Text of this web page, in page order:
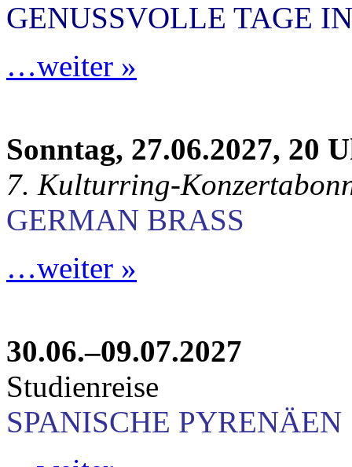
GENUSSVOLLE TAGE
…weiter »
Sonntag, 27.06.2027, 20
7. Kulturring-
GERMAN BRASS
…weiter »
30.06.–09.07.2027
Studienreise
SPANISCHE PYRENÄEN